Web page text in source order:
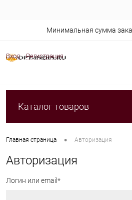
Вход Регистрация
Минимальная сумма
Каталог товаров
Главная страница • Авторизация
Авторизация
Логин или email*